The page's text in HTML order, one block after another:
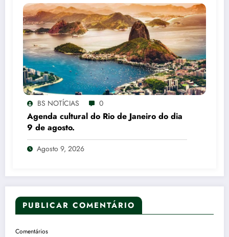
BS NOTÍCIAS 0
Agenda cultural do Rio de Janeiro do dia
9 de agosto.
Agosto 9, 2026
PUBLICAR COMENTÁRIO
Comentários